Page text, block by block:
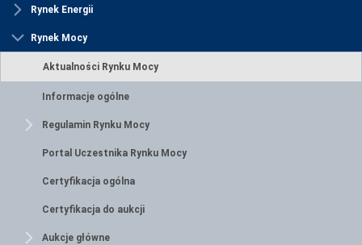
Rynek Energii
Rynek Mocy
Aktualności Rynku Mocy
Informacje ogólne
Regulamin Rynku Mocy
Portal Uczestnika Rynku Mocy
Certyfikacja ogólna
Certyfikacja do aukcji
Aukcje główne